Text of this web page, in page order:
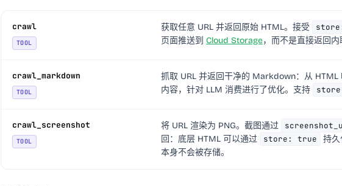
crawl
TOOL
获取任意 URL 并返回原始 HTML。接受
页面推送到 Cloud Storage，而不是直接返回
crawl_markdown
TOOL
抓取 URL 并返回干净的 Markdown：从 HTML
内容，针对 LLM 消费进行了优化。支持
crawl_screenshot
TOOL
将 URL 渲染为 PNG。截图通过
回：底层 HTML 可以通过
store: true
持
本身不会被存储。